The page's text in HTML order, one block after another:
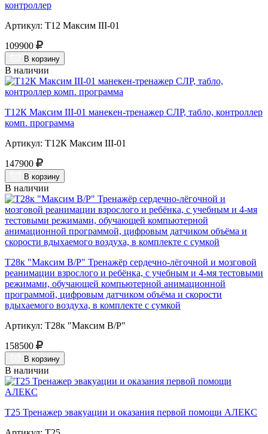
контроллер
Артикул: Т12 Максим III-01
109900
В корзину
В наличии
Т12К Максим III-01 манекен-тренажер СЛР, табло, контроллер
комп. программа
Артикул: Т12К Максим III-01
147900
В корзину
В наличии
Т28к "Максим В/Р" Тренажёр сердечно-лёгочной и мозговой
реанимации взрослого и ребёнка, с учебным и 4-мя тестовыми
режимами, обучающей компьютерной анимационной
программой, цифровым датчиком объёма и скорости
вдыхаемого воздуха, в комплекте с сумкой
Артикул: Т28к "Максим В/Р"
158500
В корзину
В наличии
Т25 Тренажер эвакуации и оказания первой помощи АЛЕКС